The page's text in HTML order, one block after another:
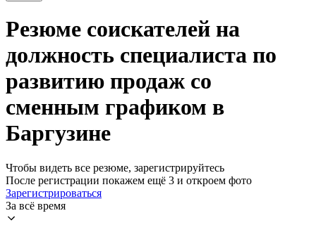
Резюме соискателей на
должность специалиста по
развитию продаж со
сменным графиком в
Баргузине
Чтобы видеть все резюме, зарегистрируйтесь
После регистрации покажем ещё 3 и откроем фото
Зарегистрироваться
За всё время